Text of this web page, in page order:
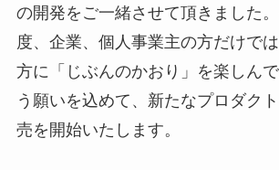
の開発をご一緒させて頂きました
度、企業、個人事業主の方だけで
方に「じぶんのかおり」を楽しん
う願いを込めて、新たなプロダク
売を開始いたします。